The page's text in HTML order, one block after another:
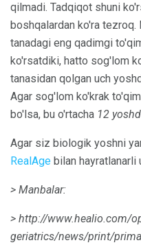
qilmadi. Tadqiqot shuni
boshqalardan ko'ra
tanadagi eng qadimgi
ko'rsatdiki, hatto sog'lom
tanasidan qolgan uch
Agar sog'lom ko'krak
bo'lsa, bu o'rtacha 12
Agar siz biologik yoshni
RealAge bilan hayratlanarli
> Manbalar:
> http://www.healio.com/
geriatrics/news/print/